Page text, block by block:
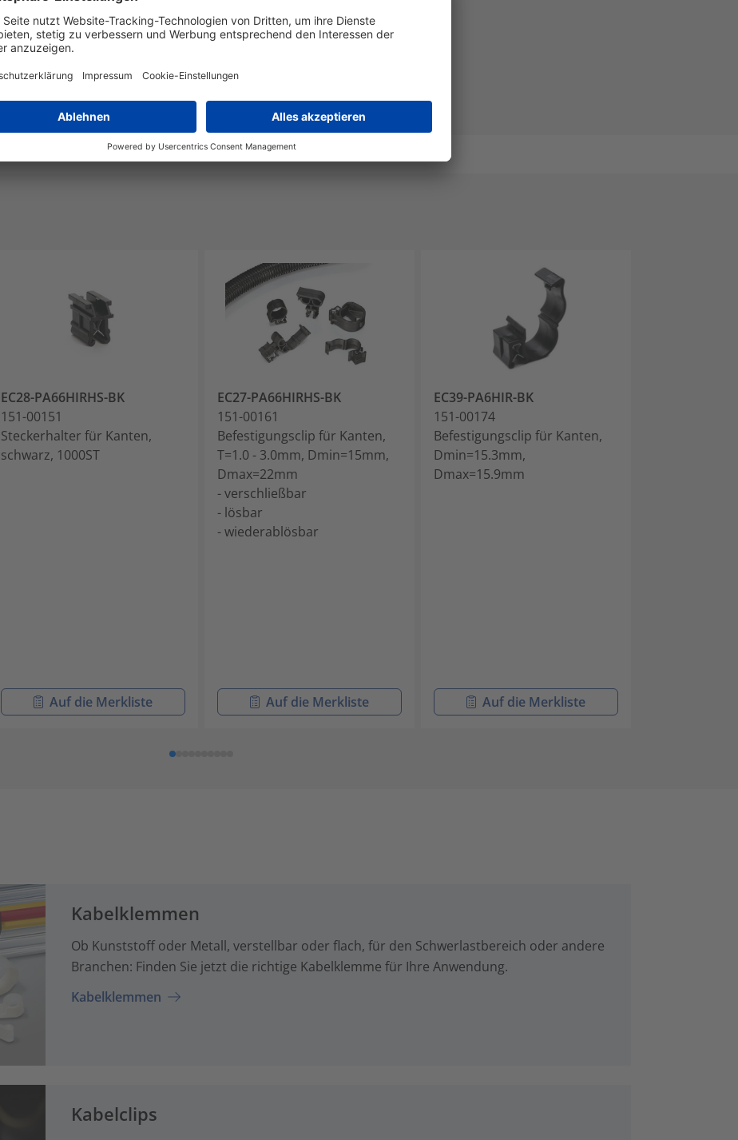
Manuelles
Verarbeitungswerkzeug mit
Kunststoffgehäuse
EC28-PA66HIRHS-BK
151-00151
Steckerhalter für Kanten,
schwarz, 1000ST
Auf die Merkliste
EC27-PA66HIRHS-BK
151-00161
Befestigungsclip für Kanten,
T=1.0 - 3.0mm, Dmin=15mm,
Dmax=22mm
- verschließbar
- lösbar
- wiederablösbar
Auf die Merkliste
EC39-PA6HIR-BK
151-00174
Befestigungsclip für Kanten,
Dmin=15.3mm,
Dmax=15.9mm
Auf die Merkliste
Kabelklemmen
Ob Kunststoff oder Metall, verstellbar oder flach, für den Schwerlastbereich oder andere
Branchen: Finden Sie jetzt die richtige Kabelklemme für Ihre Anwendung.
Kabelklemmen
Kabelclips